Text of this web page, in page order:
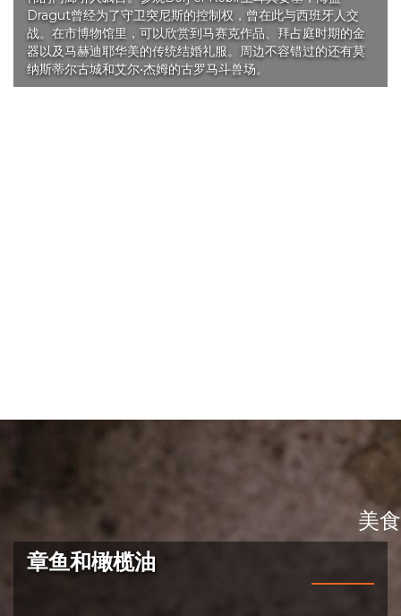
Dragut曾经为了守卫突尼斯的控制权，曾在此与西班牙人交
战。在市博物馆里，可以欣赏到马赛克作品、拜占庭时期的金
器以及马赫迪耶华美的传统结婚礼服。周边不容错过的还有莫
纳斯蒂尔古城和艾尔•杰姆的古罗马斗兽场。
美食
章鱼和橄榄油